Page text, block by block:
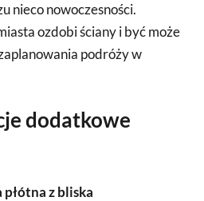
nieco nowoczesności.
ozdobi ściany i być może
podróży w
dodatkowe
z bliska